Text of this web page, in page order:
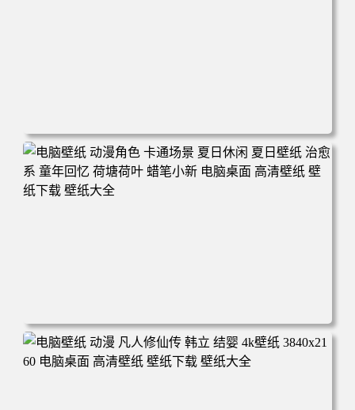
电脑壁纸 二次元角色 动漫角色 女帝 波雅·汉库克 波雅汉库
克 海贼王 电脑桌面 高清壁纸 壁纸下载 壁纸大全
电脑壁纸 动漫角色 卡通场景 夏日休闲 夏日壁纸 治愈系 童
年回忆 荷塘荷叶 蜡笔小新 电脑桌面 高清壁纸 壁纸下载 壁